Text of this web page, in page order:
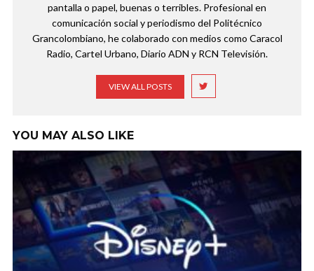
pantalla o papel, buenas o terribles. Profesional en
comunicación social y periodismo del Politécnico
Grancolombiano, he colaborado con medios como Caracol
Radio, Cartel Urbano, Diario ADN y RCN Televisión.
VIEW ALL POSTS
YOU MAY ALSO LIKE